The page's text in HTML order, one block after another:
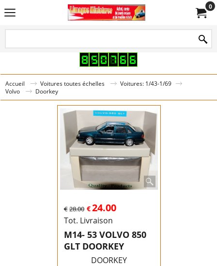
0
Accueil Voitures toutes échelles
Voitures: 1/43-1/69
Volvo
Doorkey
€28.00 €24.00
Tot. Livraison
M14- 53 VOLVO 850
GLT DOORKEY
DOORKEY